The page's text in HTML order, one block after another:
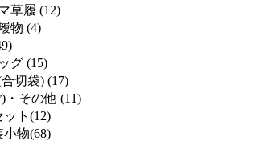
草履 (12)
物 (4)
グ (15)
切袋) (17)
・その他 (11)
ト(12)
小物(68)